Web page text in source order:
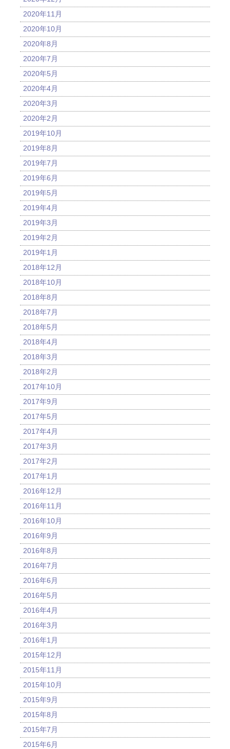
2020年11月
2020年10月
2020年8月
2020年7月
2020年5月
2020年4月
2020年3月
2020年2月
2019年10月
2019年8月
2019年7月
2019年6月
2019年5月
2019年4月
2019年3月
2019年2月
2019年1月
2018年12月
2018年10月
2018年8月
2018年7月
2018年5月
2018年4月
2018年3月
2018年2月
2017年10月
2017年9月
2017年5月
2017年4月
2017年3月
2017年2月
2017年1月
2016年12月
2016年11月
2016年10月
2016年9月
2016年8月
2016年7月
2016年6月
2016年5月
2016年4月
2016年3月
2016年1月
2015年12月
2015年11月
2015年10月
2015年9月
2015年8月
2015年7月
2015年6月